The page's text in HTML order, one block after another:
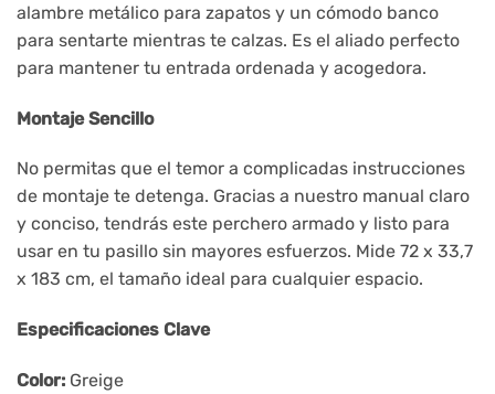
alambre metálico para zapatos y un cómodo banco
para sentarte mientras te calzas. Es el aliado perfecto
para mantener tu entrada ordenada y acogedora.
Montaje Sencillo
No permitas que el temor a complicadas instrucciones
de montaje te detenga. Gracias a nuestro manual claro
y conciso, tendrás este perchero armado y listo para
usar en tu pasillo sin mayores esfuerzos. Mide 72 x 33,7
x 183 cm, el tamaño ideal para cualquier espacio.
Especificaciones Clave
Color: Greige